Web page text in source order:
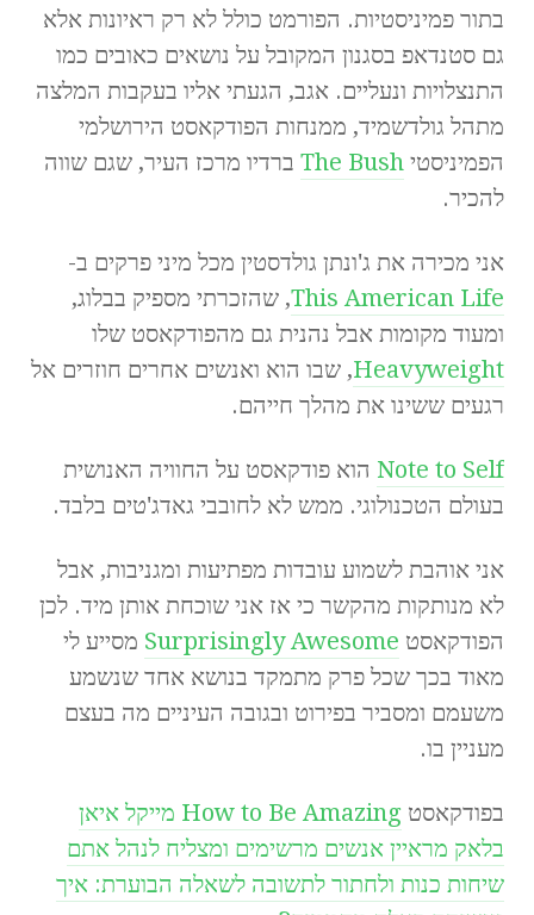
בתור פמיניסטיות. הפורמט כולל לא רק ראיונות אלא
גם סטנדאפ בסגנון המקובל על נושאים כאובים כמו
התנצלויות ונעליים. אגב, הגעתי אליו בעקבות המלצה
מתהל גולדשמיד, ממנחות הפודקאסט הירושלמי
הפמיניסטי The Bush ברדיו מרכז העיר, שגם שווה
להכיר.
אני מכירה את ג'ונתן גולדסטין מכל מיני פרקים ב-
This American Life, שהזכרתי מספיק בבלוג,
ומעוד מקומות אבל נהנית גם מהפודקאסט שלו
Heavyweight, שבו הוא ואנשים אחרים חוזרים אל
רגעים ששינו את מהלך חייהם.
Note to Self הוא פודקאסט על החוויה האנושית
בעולם הטכנולוגי. ממש לא לחובבי גאדג'טים בלבד.
אני אוהבת לשמוע עובדות מפתיעות ומגניבות, אבל
לא מנותקות מהקשר כי אז אני שוכחת אותן מיד. לכן
הפודקאסט Surprisingly Awesome מסייע לי
מאוד בכך שכל פרק מתמקד בנושא אחד שנשמע
משעמם ומסביר בפירוט ובגובה העיניים מה בעצם
מעניין בו.
בפודקאסט
How to Be Amazing מייקל איאן
בלאק מראיין אנשים מרשימים ומצליח לנהל אתם
שיחות כנות ולחתור לתשובה לשאלה הבוערת: איך